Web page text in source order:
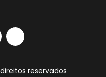
reservados